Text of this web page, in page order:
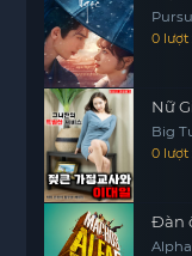
giá về tình
cuộc sống gia
người đều có
sống hàng
Chúng ta cùng
theo của bộ
sẽ vượt qua
phúc cho riêng
0 lượt
Nữ
Big
0 lượt
Đàn